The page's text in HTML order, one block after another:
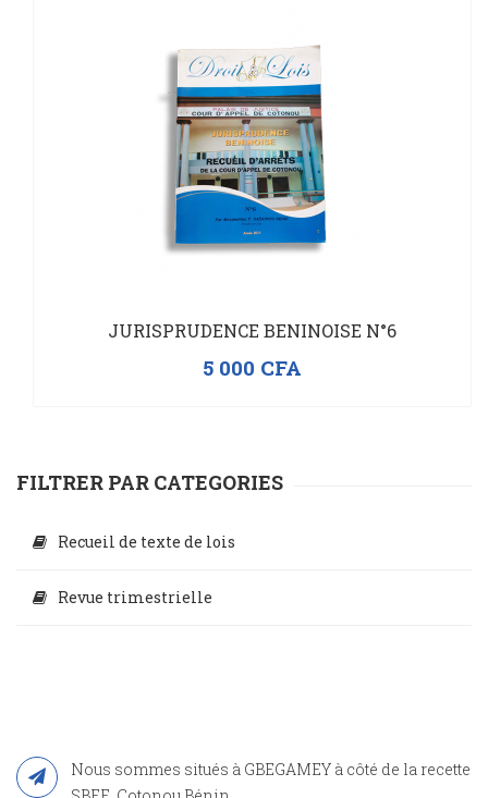
JURISPRUDENCE BENINOISE N°6
5 000 CFA
FILTRER PAR CATEGORIES
Recueil de texte de lois
Revue trimestrielle
Nous sommes situés à GBEGAMEY à côté de la recette